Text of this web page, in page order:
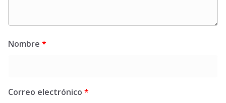
Nombre *
Correo electrónico *